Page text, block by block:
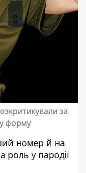
за
форму
номер й на
роль у пародії